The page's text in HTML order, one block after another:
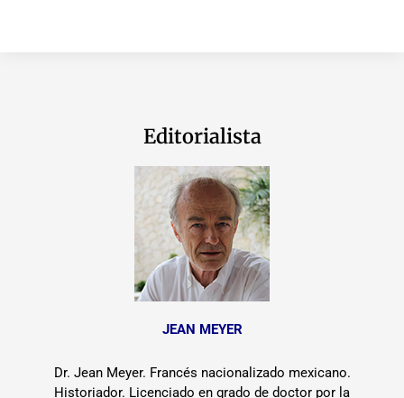
Editorialista
JEAN MEYER
Dr. Jean Meyer. Francés nacionalizado mexicano.
Historiador. Licenciado en grado de doctor por la